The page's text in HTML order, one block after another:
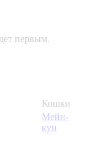
первым.
Кошки
Мейн-
кун